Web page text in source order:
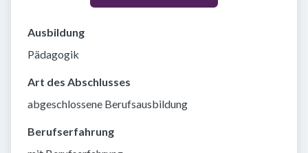
Ausbildung
Pädagogik
Art des Abschlusses
abgeschlossene Berufsausbildung
Berufserfahrung